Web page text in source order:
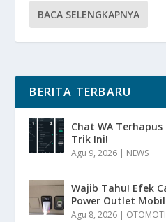
BACA SELENGKAPNYA
BERITA TERBARU
Chat WA Terhapus
Trik Ini!
Agu 9, 2026 | NEWS
Wajib Tahu! Efek
Power Outlet Mobil
Agu 8, 2026 |